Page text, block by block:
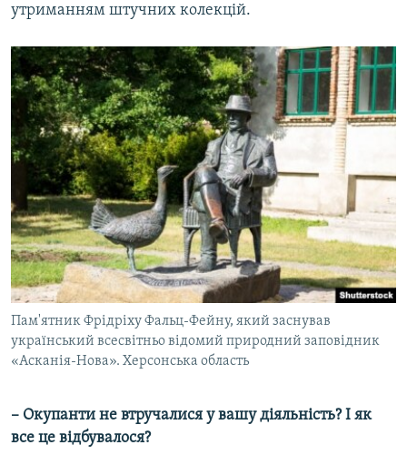
утриманням штучних колекцій.
Пам'ятник Фрідріху Фальц-Фейну, який заснував
український всесвітньо відомий природний заповідник
«Асканія-Нова». Херсонська область
– Окупанти не втручалися у вашу діяльність? І як
все це відбувалося?